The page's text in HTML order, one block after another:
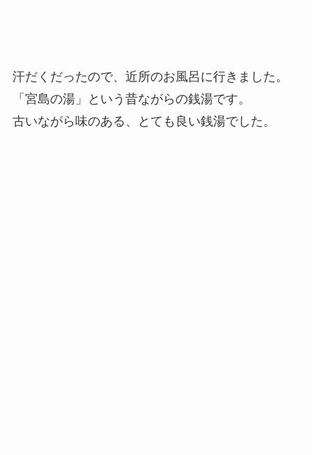
汗だくだったので、近所のお風呂に行きました。
「宮島の湯」という昔ながらの銭湯です。
古いながら味のある、とても良い銭湯でした。